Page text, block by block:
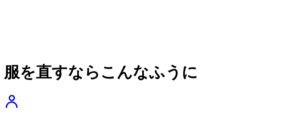
服を直すならこんなふうに